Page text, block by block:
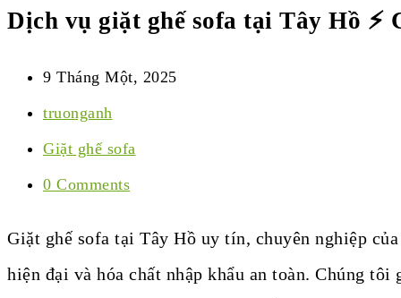
Dịch vụ giặt ghế sofa tại Tây Hồ ⚡
9 Tháng Một, 2025
truonganh
Giặt ghế sofa
0 Comments
Giặt ghế sofa tại Tây Hồ uy tín, chuyên nghiệp
hiện đại và hóa chất nhập khẩu an toàn. Chúng